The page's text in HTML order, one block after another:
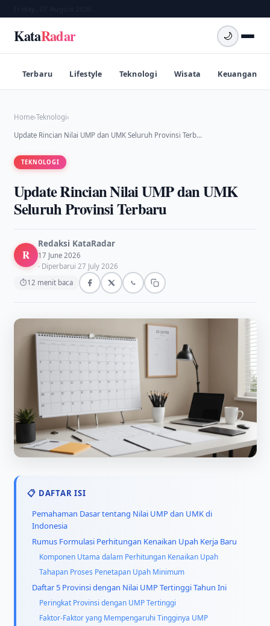
KataRadar 🌙
Terbaru Lifestyle Teknologi Wisata Keuangan
Home›Teknologi›
Update Rincian Nilai UMP dan UMK Seluruh Provinsi Terb…
TEKNOLOGI
Update Rincian Nilai UMP dan UMK
Seluruh Provinsi Terbaru
R
Redaksi KataRadar
17 June 2026
· Diperbarui 27 July 2026
⏱12 menit baca
📋 DAFTAR ISI
Pemahaman Dasar tentang Nilai UMP dan UMK di
Indonesia
Rumus Formulasi Perhitungan Kenaikan Upah Kerja Baru
Komponen Utama dalam Perhitungan Kenaikan Upah
Tahapan Proses Penetapan Upah Minimum
Daftar 5 Provinsi dengan Nilai UMP Tertinggi Tahun Ini
Peringkat Provinsi dengan UMP Tertinggi
Faktor-Faktor yang Mempengaruhi Tingginya UMP